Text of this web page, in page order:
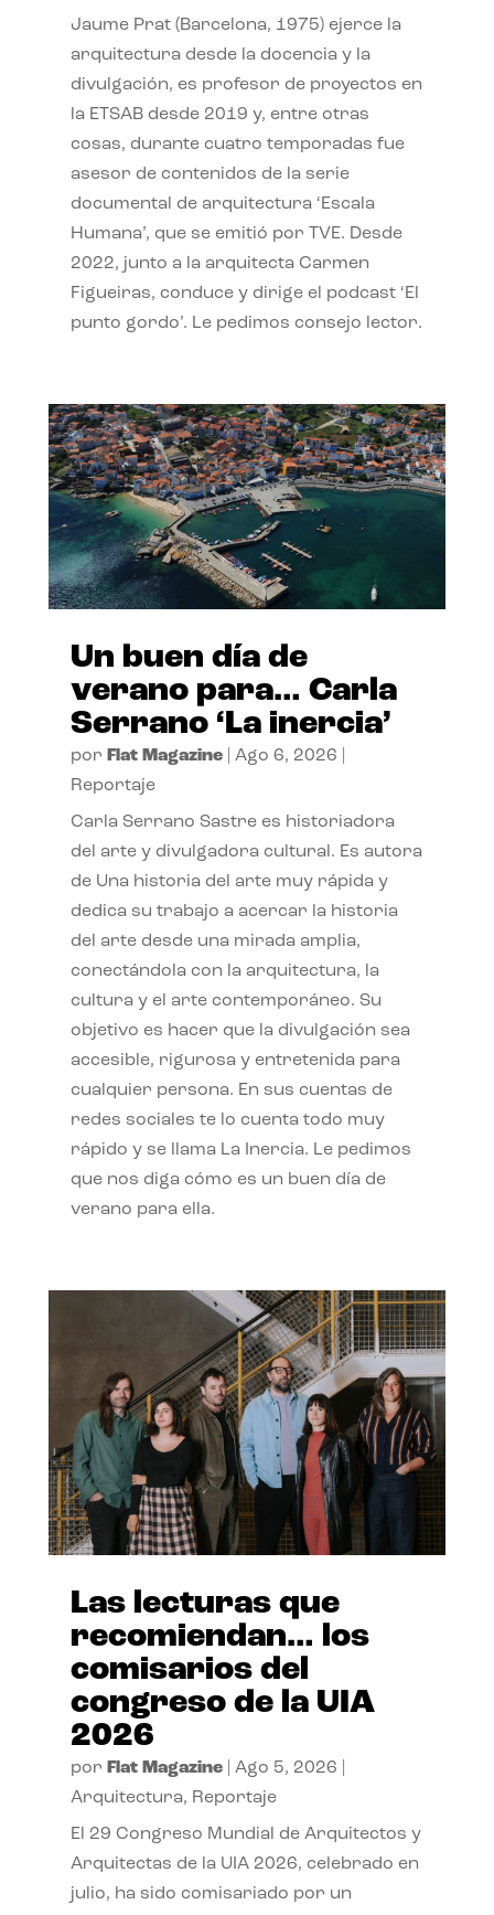
Jaume Prat (Barcelona, 1975) ejerce la
arquitectura desde la docencia y la
divulgación, es profesor de proyectos en
la ETSAB desde 2019 y, entre otras
cosas, durante cuatro temporadas fue
asesor de contenidos de la serie
documental de arquitectura ‘Escala
Humana’, que se emitió por TVE. Desde
2022, junto a la arquitecta Carmen
Figueiras, conduce y dirige el podcast ‘El
punto gordo’. Le pedimos consejo lector.
Un buen día de
verano para… Carla
Serrano ‘La inercia’
por Flat Magazine| Ago 6, 2026
Reportaje
Carla Serrano Sastre es historiadora
del arte y divulgadora cultural. Es autora
de Una historia del arte muy rápida y
dedica su trabajo a acercar la historia
del arte desde una mirada amplia,
conectándola con la arquitectura, la
cultura y el arte contemporáneo. Su
objetivo es hacer que la divulgación sea
accesible, rigurosa y entretenida para
cualquier persona. En sus cuentas de
redes sociales te lo cuenta todo muy
rápido y se llama La Inercia. Le pedimos
que nos diga cómo es un buen día de
verano para ella.
Las lecturas que
recomiendan… los
comisarios del
congreso de la UIA
2026
por Flat Magazine| Ago 5, 2026
Arquitectura, Reportaje
El 29 Congreso Mundial de Arquitectos y
Arquitectas de la UIA 2026, celebrado en
julio, ha sido comisariado por un